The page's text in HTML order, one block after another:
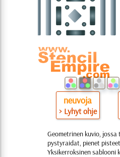
neuvoja
> Lyhyt ohje
Geometrinen kuvio,
pystyraidat, pienet
Yksikerroksinen sablooni